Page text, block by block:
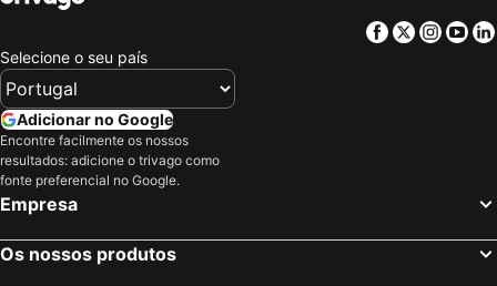
Facebook
Twitter
Selecione o seu país
Adicionar no Google
Encontre facilmente os nossos
resultados: adicione o trivago como
fonte preferencial no Google.
Empresa
Os nossos produtos